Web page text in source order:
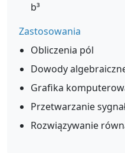
b³
Zastosowania
Obliczenia pól
Dowody
Grafika
Przetwarzanie
Rozwiązywanie